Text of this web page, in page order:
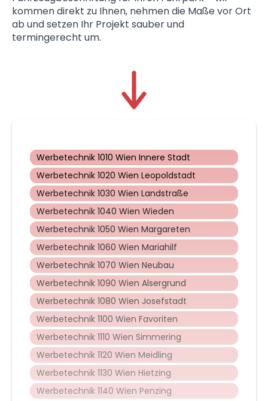
kommen direkt zu Ihnen, nehmen die Maße vor Ort
ab und setzen Ihr Projekt sauber und
termingerecht um.
Werbetechnik 1010 Wien Innere Stadt
Werbetechnik 1020 Wien Leopoldstadt
Werbetechnik 1030 Wien Landstraße
Werbetechnik 1040 Wien Wieden
Werbetechnik 1050 Wien Margareten
Werbetechnik 1060 Wien Mariahilf
Werbetechnik 1070 Wien Neubau
Werbetechnik 1090 Wien Alsergrund
Werbetechnik 1080 Wien Josefstadt
Werbetechnik 1100 Wien Favoriten
Werbetechnik 1110 Wien Simmering
Werbetechnik 1120 Wien Meidling
Werbetechnik 1130 Wien Hietzing
Werbetechnik 1140 Wien Penzing